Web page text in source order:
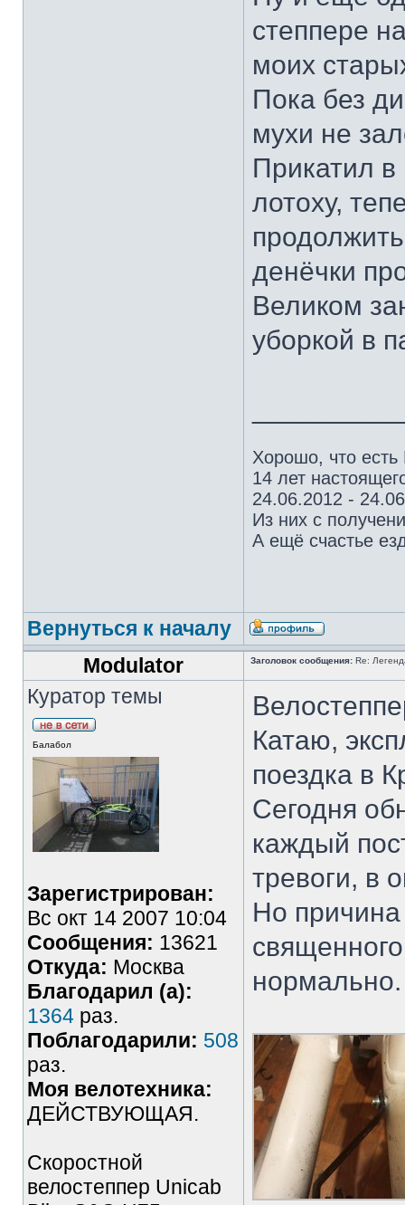
степпере
моих
Пока без
мухи не
Прикатил в
лотоху,
денёчки
Великом
уборкой в
Хорошо, что
14 лет
24.06.2012 -
Из них с
А ещё счастье
Вернуться к началу
Modulator
Заголовок сообщения: Re:
Куратор темы
Балабол
Зарегистрирован:
Вс окт 14 2007 10:04
Сообщения: 13621
Откуда: Москва
Благодарил (а):
1364 раз.
Поблагодарили: 508
раз.
Моя велотехника:
ДЕЙСТВУЮЩАЯ.
Скоростной
велостеппер Unicab
Катаю,
поездка в
Сегодня
каждый
тревоги, в
Но
нормально.